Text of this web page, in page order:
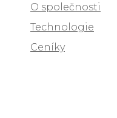
O společnosti
Technologie
Ceníky